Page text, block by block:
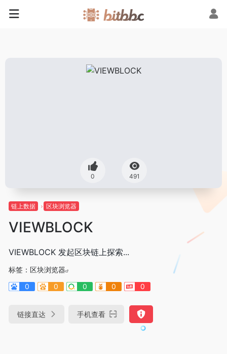
0 491
链上数据 区块浏览器
VIEWBLOCK
VIEWBLOCK 发起区块链上探索...
标签： 区块浏览器
0
0 0 0 0
链接直达 手机查看